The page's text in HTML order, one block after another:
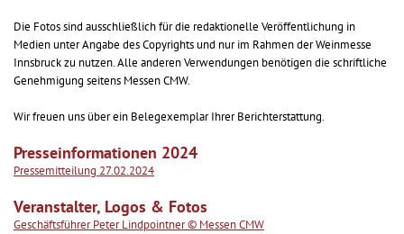
Die Fotos sind ausschließlich für die redaktionelle Veröffentlichung in
Medien unter Angabe des Copyrights und nur im Rahmen der Weinmesse
Innsbruck zu nutzen. Alle anderen Verwendungen benötigen die schriftliche
Genehmigung seitens Messen CMW.
Wir freuen uns über ein Belegexemplar Ihrer Berichterstattung.
Presseinformationen 2024
Pressemitteilung 27.02.2024
Veranstalter, Logos & Fotos
Geschäftsführer Peter Lindpointner © Messen CMW